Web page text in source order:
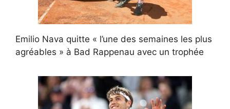
Emilio Nava quitte « l’une des semaines les plus
agréables » à Bad Rappenau avec un trophée